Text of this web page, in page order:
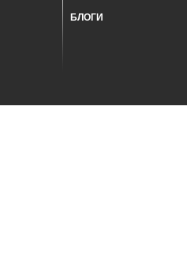
БЛОГИ